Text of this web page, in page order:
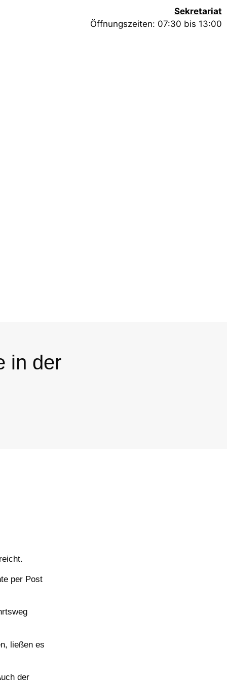
Sekretariat
Öffnungszeiten: 07:30 bis 13:00
in der
per Post
ließen es
der